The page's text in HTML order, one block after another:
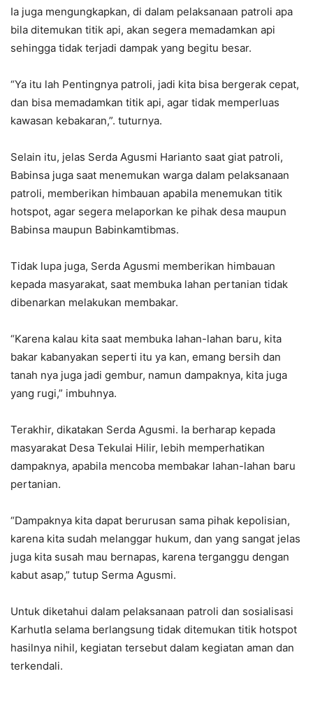
Ia juga mengungkapkan, di dalam pelaksanaan patroli apa
bila ditemukan titik api, akan segera memadamkan api
sehingga tidak terjadi dampak yang begitu besar.
“Ya itu lah Pentingnya patroli, jadi kita bisa bergerak cepat,
dan bisa memadamkan titik api, agar tidak memperluas
kawasan kebakaran,”. tuturnya.
Selain itu, jelas Serda Agusmi Harianto saat giat patroli,
Babinsa juga saat menemukan warga dalam pelaksanaan
patroli, memberikan himbauan apabila menemukan titik
hotspot, agar segera melaporkan ke pihak desa maupun
Babinsa maupun Babinkamtibmas.
Tidak lupa juga, Serda Agusmi memberikan himbauan
kepada masyarakat, saat membuka lahan pertanian tidak
dibenarkan melakukan membakar.
“Karena kalau kita saat membuka lahan-lahan baru, kita
bakar kabanyakan seperti itu ya kan, emang bersih dan
tanah nya juga jadi gembur, namun dampaknya, kita juga
yang rugi,” imbuhnya.
Terakhir, dikatakan Serda Agusmi. Ia berharap kepada
masyarakat Desa Tekulai Hilir, lebih memperhatikan
dampaknya, apabila mencoba membakar lahan-lahan baru
pertanian.
“Dampaknya kita dapat berurusan sama pihak kepolisian,
karena kita sudah melanggar hukum, dan yang sangat jelas
juga kita susah mau bernapas, karena terganggu dengan
kabut asap,” tutup Serma Agusmi.
Untuk diketahui dalam pelaksanaan patroli dan sosialisasi
Karhutla selama berlangsung tidak ditemukan titik hotspot
hasilnya nihil, kegiatan tersebut dalam kegiatan aman dan
terkendali.